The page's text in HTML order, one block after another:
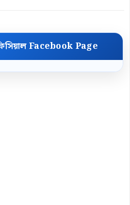
Facebook Page